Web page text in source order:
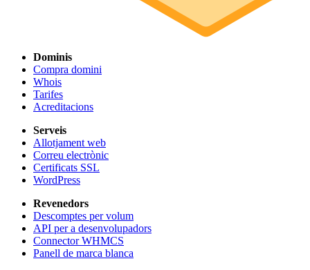
Dominis
Compra domini
Whois
Tarifes
Acreditacions
Serveis
Allotjament web
Correu electrònic
Certificats SSL
WordPress
Revenedors
Descomptes per volum
API per a desenvolupadors
Connector WHMCS
Panell de marca blanca